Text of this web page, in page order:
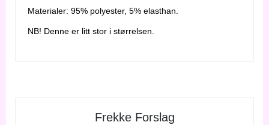
Materialer: 95% polyester, 5% elasthan.
NB! Denne er litt stor i størrelsen.
Frekke Forslag